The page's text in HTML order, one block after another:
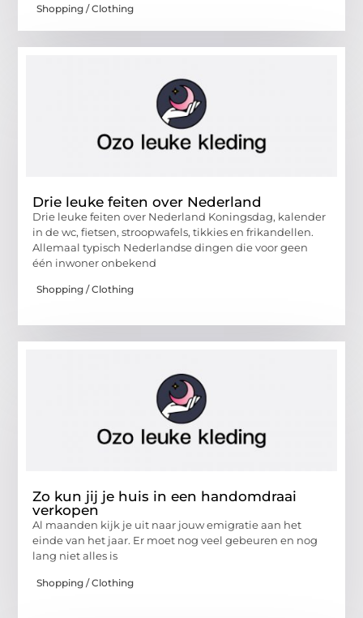
Shopping / Clothing
Drie leuke feiten over Nederland
Drie leuke feiten over Nederland Koningsdag, kalender
in de wc, fietsen, stroopwafels, tikkies en frikandellen.
Allemaal typisch Nederlandse dingen die voor geen
één inwoner onbekend
Shopping / Clothing
Zo kun jij je huis in een handomdraai
verkopen
Al maanden kijk je uit naar jouw emigratie aan het
einde van het jaar. Er moet nog veel gebeuren en nog
lang niet alles is
Shopping / Clothing